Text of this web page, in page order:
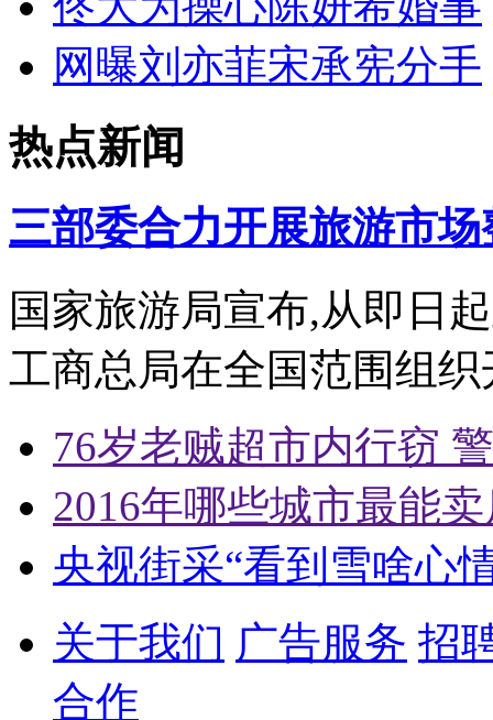
网曝刘亦菲宋承宪分手
热点新闻
三部委合力开展旅游市
国家旅游局宣布,从即日
工商总局在全国范围组织
76岁老贼超市内行窃
2016年哪些城市最能
央视街采“看到雪啥心
关于我们 广告服务 招
合作